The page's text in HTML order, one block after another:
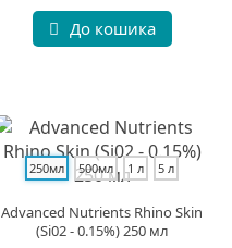
До кошика
250мл 500мл 1 л 5 л
Advanced Nutrients Rhino Skin
(Si02 - 0.15%) 250 мл